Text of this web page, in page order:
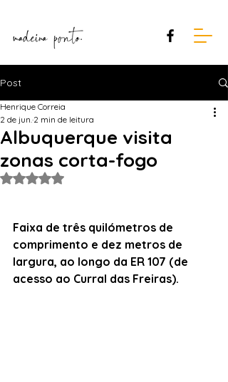
Post
Albuquerque visita
zonas corta-fogo
Henrique Correia
2 de jun. 2 min de leitura
Avaliado com NaN de 5 estrelas.
Faixa de três quilómetros de
comprimento e dez metros de
largura, ao longo da ER 107 (de
acesso ao Curral das Freiras).